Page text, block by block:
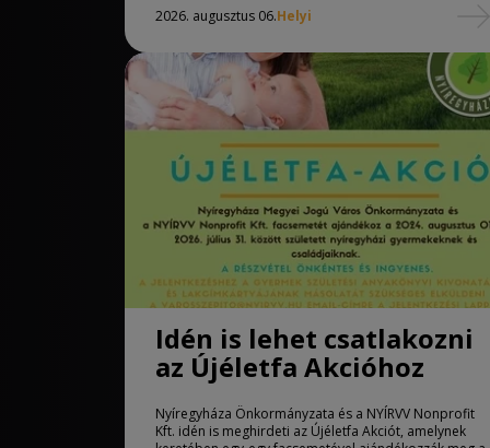
2026. augusztus 06.Helyi
Idén is lehet csatlakozni
az Újéletfa Akcióhoz
Nyíregyháza Önkormányzata és a NYÍRVV Nonprofit
Kft. idén is meghirdeti az Újéletfa Akciót, amelynek